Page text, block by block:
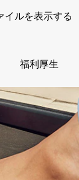
イルを表示する
福利厚生